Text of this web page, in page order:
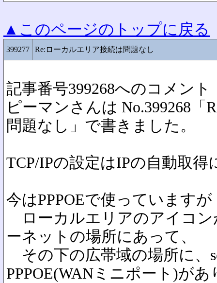
▲このページのトップに戻る
399277 Re:ローカルエリア接続は問題なし
記事番号399268へのコメント
ピーマンさんは No.399268
問題なし」で書きました。
TCP/IPの設定はIPの自動取
今はPPPOEで使っています
ローカルエリアのアイコ
ーネットの場所にあって、
その下の広帯域の場所に、
PPPOE(WANミニポート)があ